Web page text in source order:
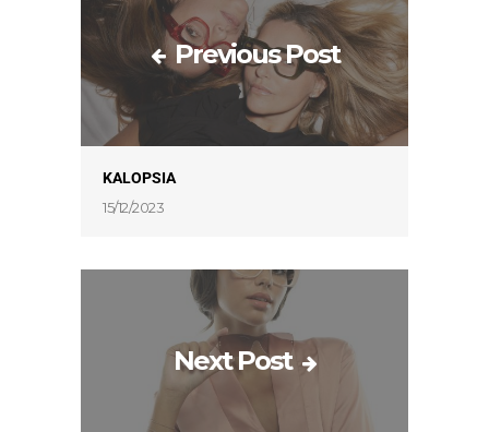
Previous Post
KALOPSIA
15/12/2023
Next Post